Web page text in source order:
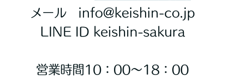
メール info@keishin-co.jp
LINE ID keishin-sakura
営業時間10：00〜18：00